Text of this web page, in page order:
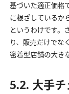
基づいた適正価格
に根ざしているか
というわけです。
り、販売だけでな
密着型店舗の大き
5.2. 大手